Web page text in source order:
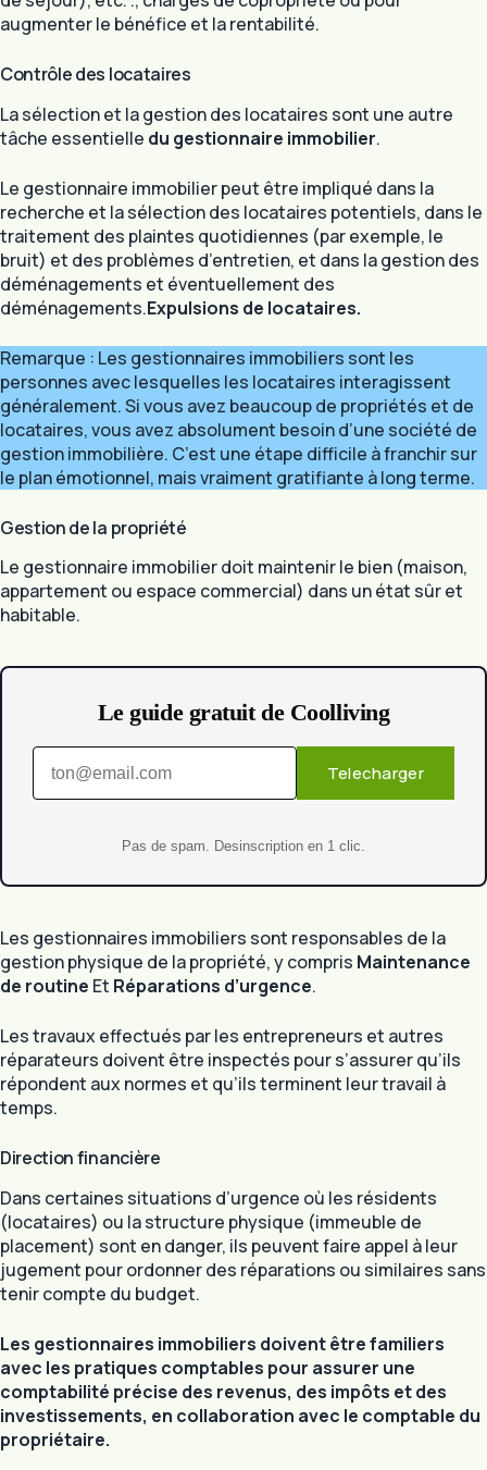
augmenter le bénéfice et la rentabilité.
Contrôle des locataires
La sélection et la gestion des locataires sont une autre
tâche essentielle du gestionnaire immobilier.
Le gestionnaire immobilier peut être impliqué dans la
recherche et la sélection des locataires potentiels, dans le
traitement des plaintes quotidiennes (par exemple, le
bruit) et des problèmes d’entretien, et dans la gestion des
déménagements et éventuellement des
déménagements.Expulsions de locataires.
Remarque : Les gestionnaires immobiliers sont les
personnes avec lesquelles les locataires interagissent
généralement. Si vous avez beaucoup de propriétés et de
locataires, vous avez absolument besoin d’une société de
gestion immobilière. C’est une étape difficile à franchir sur
le plan émotionnel, mais vraiment gratifiante à long terme.
Gestion de la propriété
Le gestionnaire immobilier doit maintenir le bien (maison,
appartement ou espace commercial) dans un état sûr et
habitable.
Le guide gratuit de Coolliving
Telecharger
Pas de spam. Desinscription en 1 clic.
Les gestionnaires immobiliers sont responsables de la
gestion physique de la propriété, y compris Maintenance
de routine Et Réparations d’urgence.
Les travaux effectués par les entrepreneurs et autres
réparateurs doivent être inspectés pour s’assurer qu’ils
répondent aux normes et qu’ils terminent leur travail à
temps.
Direction financière
Dans certaines situations d’urgence où les résidents
(locataires) ou la structure physique (immeuble de
placement) sont en danger, ils peuvent faire appel à leur
jugement pour ordonner des réparations ou similaires sans
tenir compte du budget.
Les gestionnaires immobiliers doivent être familiers
avec les pratiques comptables pour assurer une
comptabilité précise des revenus, des impôts et des
investissements, en collaboration avec le comptable du
propriétaire.